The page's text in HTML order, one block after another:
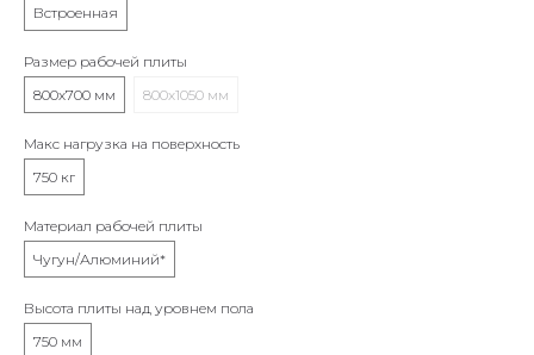
Встроенная
Размер рабочей плиты
800х700 мм
800х1050 мм
Макс нагрузка на поверхность
750 кг
Материал рабочей плиты
Чугун/Алюминий*
Высота плиты над уровнем пола
750 мм